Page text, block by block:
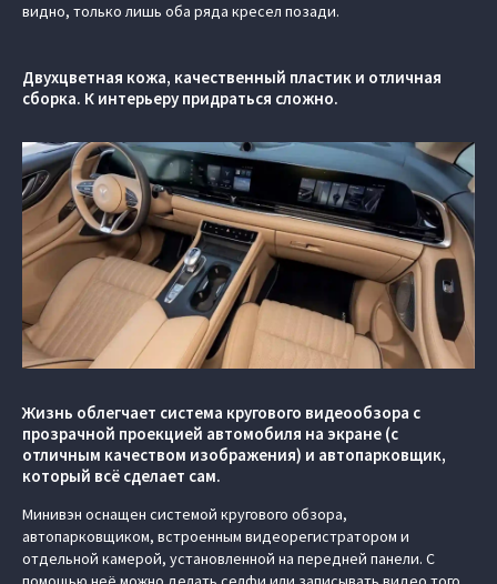
видно, только лишь оба ряда кресел позади.
Двухцветная кожа, качественный пластик и отличная
сборка. К интерьеру придраться сложно.
Жизнь облегчает система кругового видеообзора с
прозрачной проекцией автомобиля на экране (c
отличным качеством изображения) и автопарковщик,
который всё сделает сам.
Минивэн оснащен системой кругового обзора,
автопарковщиком, встроенным видеорегистратором и
отдельной камерой, установленной на передней панели. С